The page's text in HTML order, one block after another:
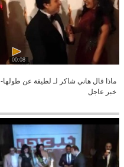
00:08
ماذا قال هاني شاكر لـ لطيفة عن طولها-
خبر عاجل